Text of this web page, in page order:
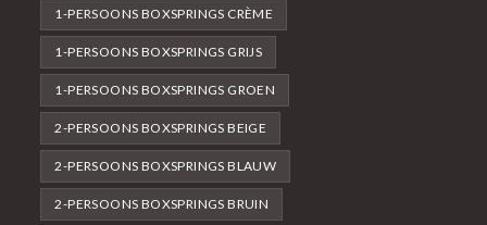
1-PERSOONS BOXSPRINGS CRÈME
1-PERSOONS BOXSPRINGS GRIJS
1-PERSOONS BOXSPRINGS GROEN
2-PERSOONS BOXSPRINGS BEIGE
2-PERSOONS BOXSPRINGS BLAUW
2-PERSOONS BOXSPRINGS BRUIN